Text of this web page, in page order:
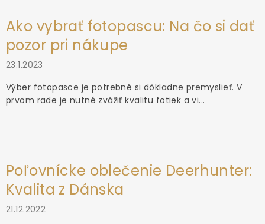
Ako vybrať fotopascu: Na čo si dať
pozor pri nákupe
23.1.2023
Výber fotopasce je potrebné si dôkladne premyslieť. V
prvom rade je nutné zvážiť kvalitu fotiek a vi...
Poľovnícke oblečenie Deerhunter:
Kvalita z Dánska
21.12.2022